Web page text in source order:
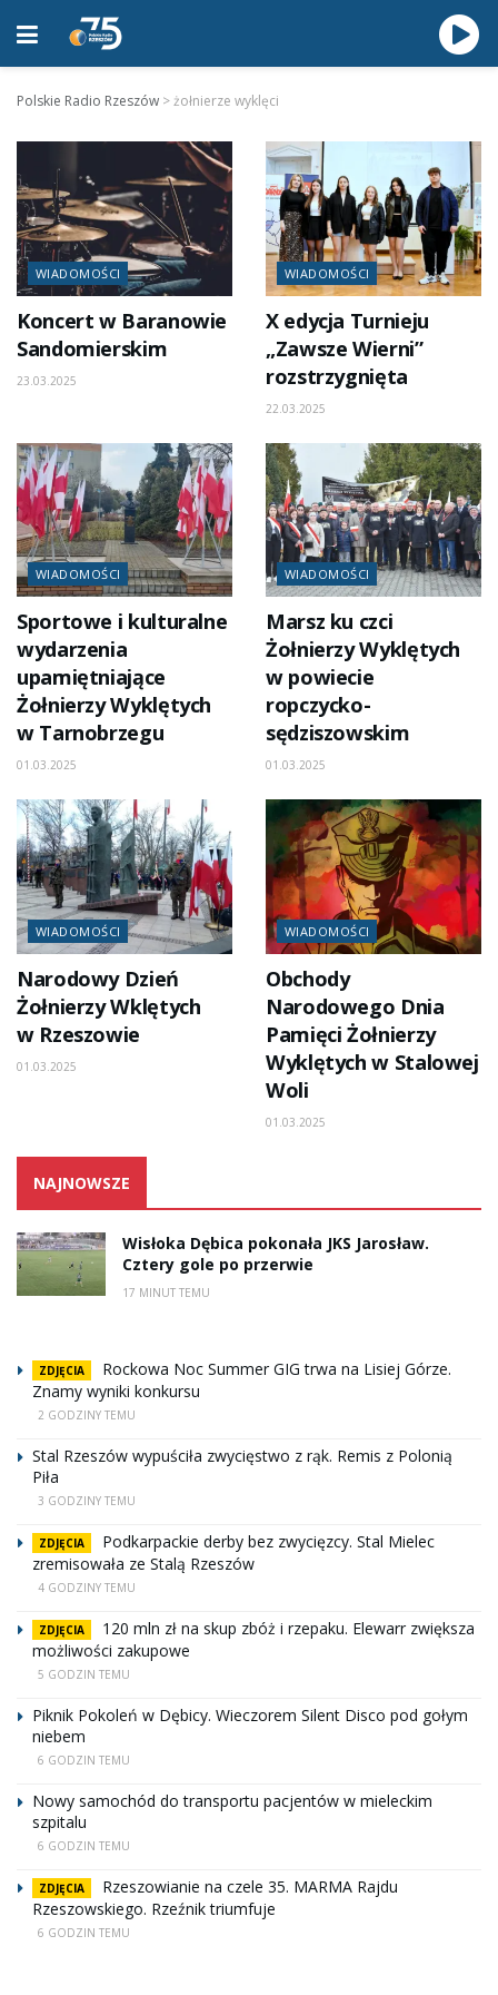
Polskie Radio Rzeszów >żołnierze wyklęci
WIADOMOŚCI
Koncert w Baranowie
Sandomierskim
23.03.2025
WIADOMOŚCI
X edycja Turnieju
„Zawsze Wierni”
rozstrzygnięta
22.03.2025
WIADOMOŚCI
Sportowe i kulturalne
wydarzenia
upamiętniające
Żołnierzy Wyklętych
w Tarnobrzegu
01.03.2025
WIADOMOŚCI
Marsz ku czci
Żołnierzy Wyklętych
w powiecie
ropczycko-
sędziszowskim
01.03.2025
WIADOMOŚCI
Narodowy Dzień
Żołnierzy Wklętych
w Rzeszowie
01.03.2025
WIADOMOŚCI
Obchody
Narodowego Dnia
Pamięci Żołnierzy
Wyklętych w Stalowej
Woli
01.03.2025
NAJNOWSZE
Wisłoka Dębica pokonała JKS Jarosław.
Cztery gole po przerwie
17 MINUT TEMU
ZDJĘCIA
Rockowa Noc Summer GIG trwa na Lisiej Górze.
Znamy wyniki konkursu
2 GODZINY TEMU
Stal Rzeszów wypuściła zwycięstwo z rąk. Remis z Polonią
Piła
3 GODZINY TEMU
ZDJĘCIA
Podkarpackie derby bez zwycięzcy. Stal Mielec
zremisowała ze Stalą Rzeszów
4 GODZINY TEMU
ZDJĘCIA
120 mln zł na skup zbóż i rzepaku. Elewarr zwiększa
możliwości zakupowe
5 GODZIN TEMU
Piknik Pokoleń w Dębicy. Wieczorem Silent Disco pod gołym
niebem
6 GODZIN TEMU
Nowy samochód do transportu pacjentów w mieleckim
szpitalu
6 GODZIN TEMU
ZDJĘCIA
Rzeszowianie na czele 35. MARMA Rajdu
Rzeszowskiego. Rzeźnik triumfuje
6 GODZIN TEMU